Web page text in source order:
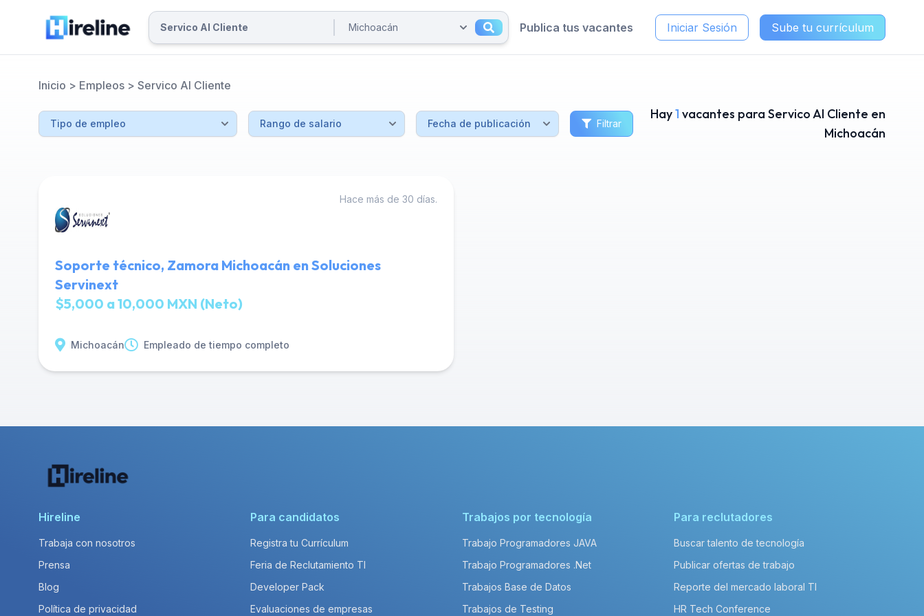
Publica tus vacantes Iniciar Sesión Sube tu currículum
Inicio > Empleos > Servico Al Cliente
Filtrar
Hay1 vacantes para Servico Al Cliente en
Michoacán
Hace más de 30 días.
Soporte técnico, Zamora Michoacán en Soluciones
Servinext
$5,000 a 10,000 MXN (Neto)
Michoacán Empleado de tiempo completo
Hireline
Trabaja con nosotros
Prensa
Blog
Política de privacidad
Para candidatos
Registra tu Currículum
Feria de Reclutamiento TI
Developer Pack
Evaluaciones de empresas
Trabajos por tecnología
Trabajo Programadores JAVA
Trabajo Programadores .Net
Trabajos Base de Datos
Trabajos de Testing
Para reclutadores
Buscar talento de tecnología
Publicar ofertas de trabajo
Reporte del mercado laboral TI
HR Tech Conference